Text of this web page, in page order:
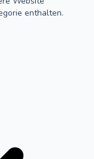
enthalten.